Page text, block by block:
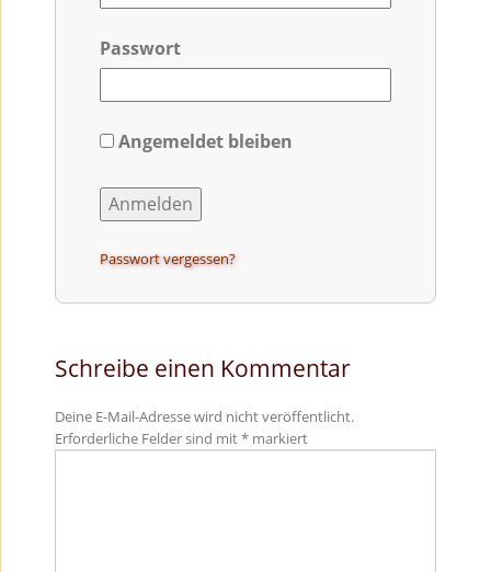
Passwort
Angemeldet bleiben
Passwort vergessen?
Schreibe einen Kommentar
Deine E-Mail-Adresse wird nicht veröffentlicht.
Erforderliche Felder sind mit*markiert